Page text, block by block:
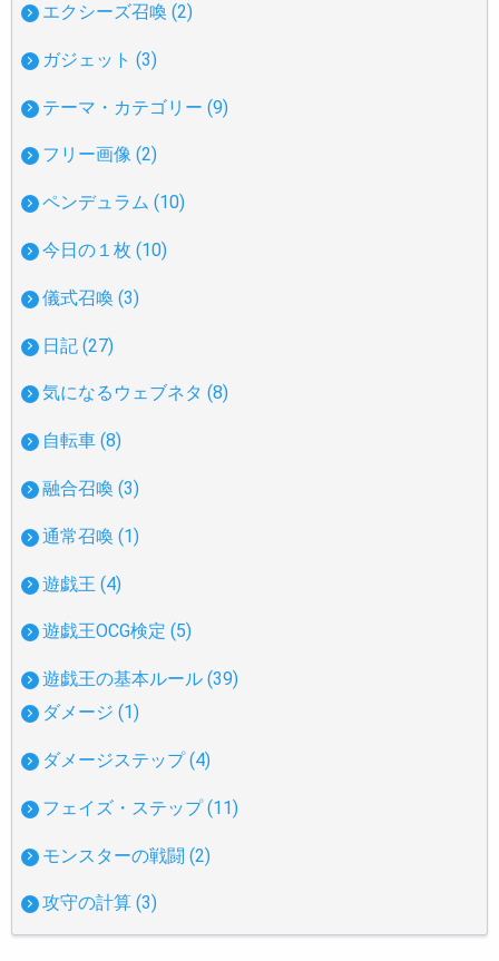
エクシーズ召喚 (2)
ガジェット (3)
テーマ・カテゴリー (9)
フリー画像 (2)
ペンデュラム (10)
今日の１枚 (10)
儀式召喚 (3)
日記 (27)
気になるウェブネタ (8)
自転車 (8)
融合召喚 (3)
通常召喚 (1)
遊戯王 (4)
遊戯王OCG検定 (5)
遊戯王の基本ルール (39)
ダメージ (1)
ダメージステップ (4)
フェイズ・ステップ (11)
モンスターの戦闘 (2)
攻守の計算 (3)